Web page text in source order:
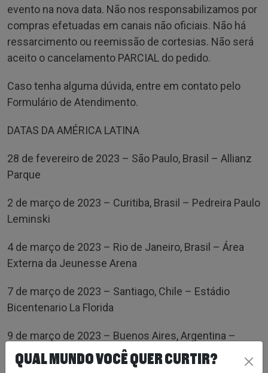
evento na nova data. Não nos responsabilizamos por
compras efetuadas em canais não oficiais. Não há
ressarcimento ou reemissão de cortesias. Não será
aceito o cancelamento PARCIAL do pedido.
Caso tenha alguma dúvida, entre em contato pelo
Formulário de Atendimento.
DATAS DA AMÉRICA LATINA
28 de fevereiro de 2023 – São Paulo, Brasil – Allianz
Parque
2 de março de 2023 – Curitiba, Brasil – Pedreira Paulo
Leminski
4 de março de 2023 – Rio de Janeiro, Brasil – Área
Externa da Jeunesse Arena
7 de março de 2023 – Santiago, Chile – Estádio
Bicentenario La Florida
9 de março de 2023 – Buenos Aires, Argentina –
Campo Argentino de Polo (NOVO LOCAL)
QUAL MUNDO VOCÊ QUER CURTIR?